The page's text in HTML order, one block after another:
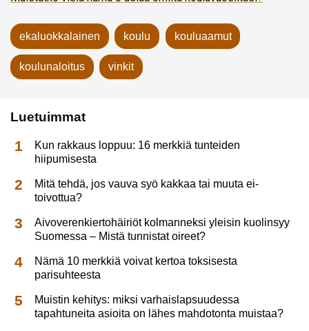
ekaluokkalainen koulu kouluaamut
koulunaloitus vinkit
Luetuimmat
Kun rakkaus loppuu: 16 merkkiä tunteiden
hiipumisesta
Mitä tehdä, jos vauva syö kakkaa tai muuta ei-
toivottua?
Aivoverenkiertohäiriöt kolmanneksi yleisin kuolinsyy
Suomessa – Mistä tunnistat oireet?
Nämä 10 merkkiä voivat kertoa toksisesta
parisuhteesta
Muistin kehitys: miksi varhaislapsuudessa
tapahtuneita asioita on lähes mahdotonta muistaa?